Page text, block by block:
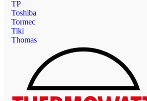
TP
Toshiba
Tormec
Tiki
Thomas